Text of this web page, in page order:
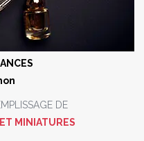
DE
MINIATURES